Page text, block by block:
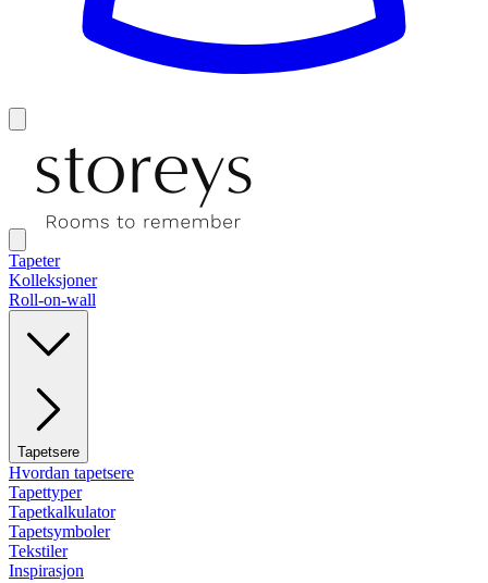
Tapeter
Kolleksjoner
Roll-on-wall
Tapetsere
Hvordan tapetsere
Tapettyper
Tapetkalkulator
Tapetsymboler
Tekstiler
Inspirasjon